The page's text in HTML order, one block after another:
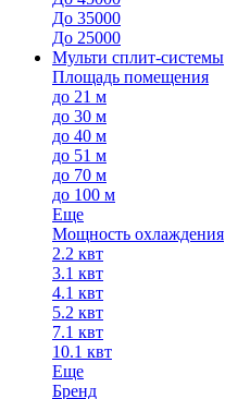
До 35000
До 25000
Мульти сплит-системы
Площадь помещения
до 21 м
до 30 м
до 40 м
до 51 м
до 70 м
до 100 м
Еще
Мощность охлаждения
2.2 квт
3.1 квт
4.1 квт
5.2 квт
7.1 квт
10.1 квт
Еще
Бренд